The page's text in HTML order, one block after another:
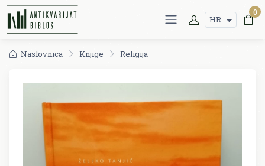
HR
0
Naslovnica Knjige Religija